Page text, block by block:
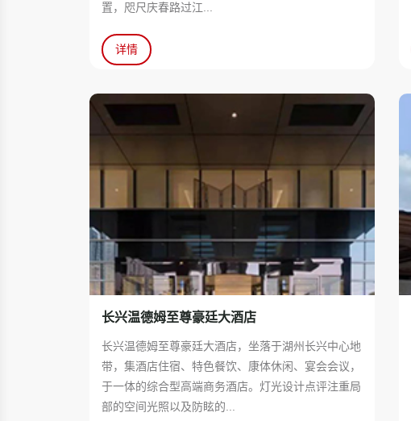
置，咫尺庆春路过江...
详情
长兴温德姆至尊豪廷大酒店
长兴温德姆至尊豪廷大酒店，坐落于湖州长兴中心地
带，集酒店住宿、特色餐饮、康体休闲、宴会会议，
于一体的综合型高端商务酒店。灯光设计点评注重局
部的空间光照以及防眩的...